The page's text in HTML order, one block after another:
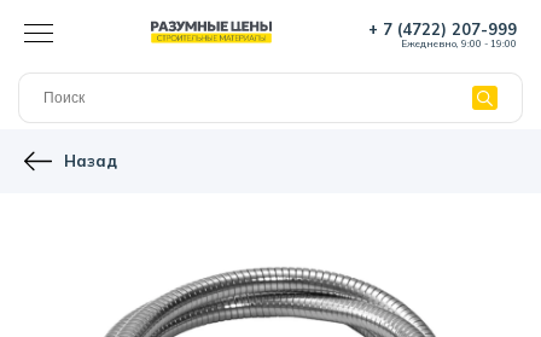
+ 7 (4722) 207-999
Ежедневно, 9:00 - 19:00
Назад